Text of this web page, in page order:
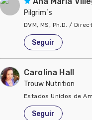
Pilgrim´s
DVM, MS, Ph.D. /
Estados Unidos de
Seguir
Carolina Hall
Trouw Nutrition
Estados Unidos de
Seguir